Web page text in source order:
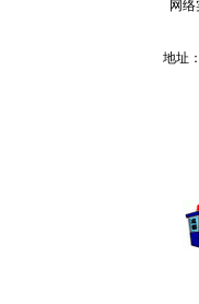
网络
地址